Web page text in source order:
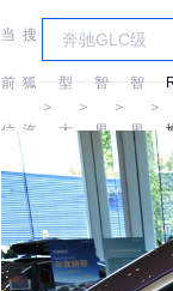
当
前
位
置:
搜
狐
汽
车
＞
车
型
大
全
＞
智
界
＞
智
界
＞